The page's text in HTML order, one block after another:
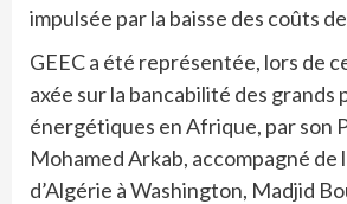
impulsée par la baisse des coûts
GEEC a été représentée, lors de
axée sur la bancabilité des grands
énergétiques en Afrique, par son
Mohamed Arkab, accompagné de
d’Algérie à Washington, Madjid